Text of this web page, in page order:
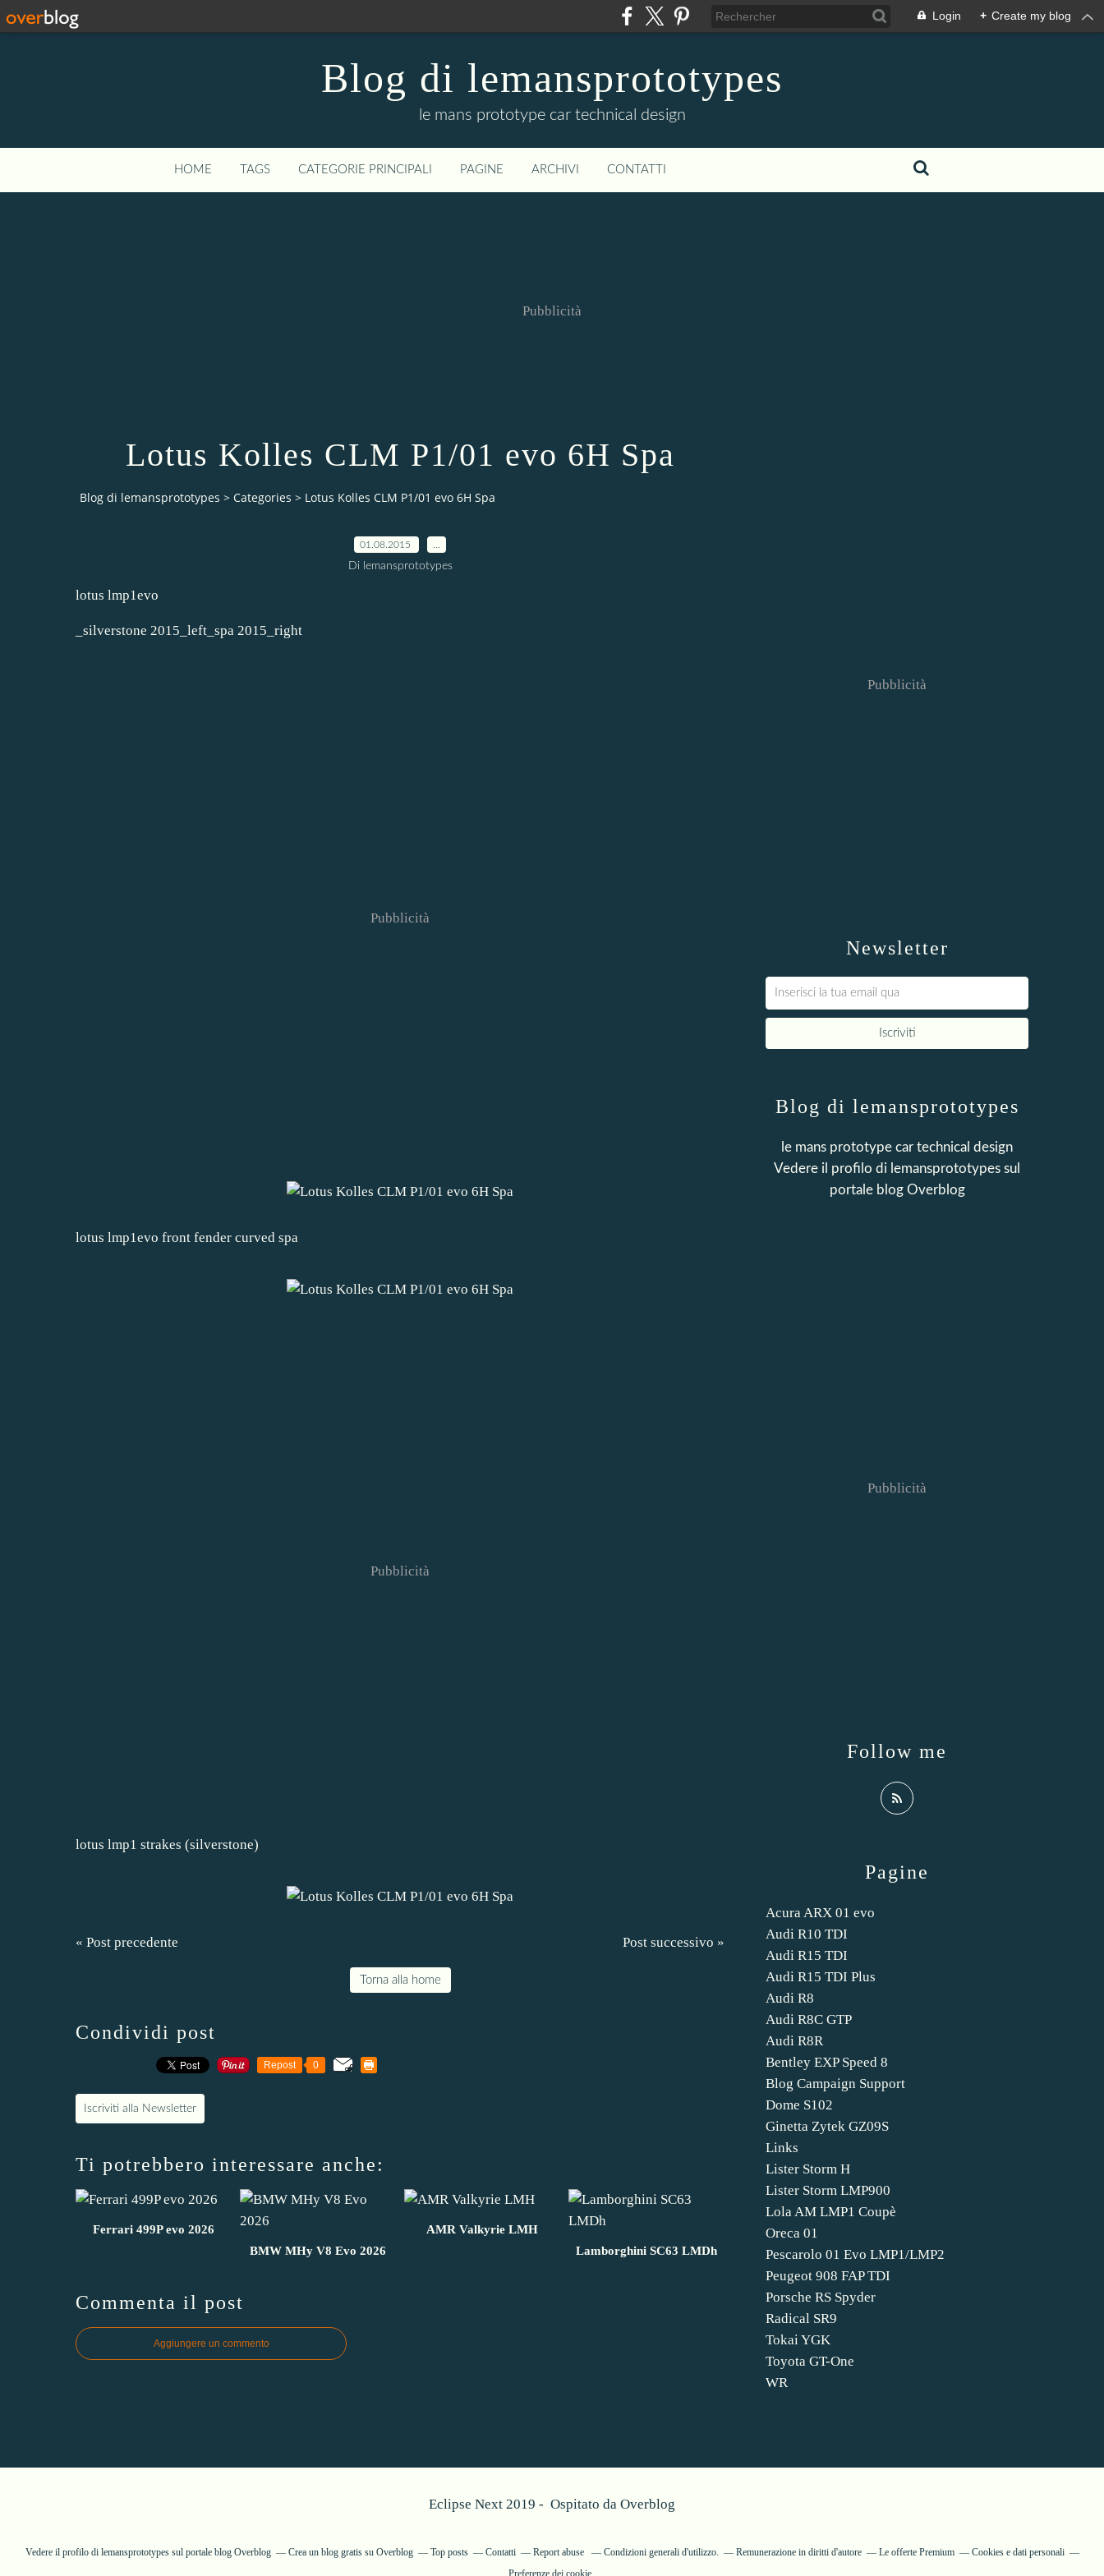
Login + Create my blog
Blog di lemansprototypes
le mans prototype car technical design
HOME TAGS CATEGORIE PRINCIPALI PAGINE ARCHIVI CONTATTI
Pubblicità
Lotus Kolles CLM P1/01 evo 6H Spa
Blog di lemansprototypes > Categories > Lotus Kolles CLM P1/01 evo 6H Spa
01.08.2015
Di lemansprototypes
lotus lmp1evo
_silverstone 2015_left_spa 2015_right
Pubblicità
lotus lmp1evo front fender curved spa
Pubblicità
lotus lmp1 strakes (silverstone)
« Post precedente Post successivo »
Torna alla home
Condividi post
Repost 0
Iscriviti alla Newsletter
Ti potrebbero interessare anche:
Ferrari 499P evo 2026
BMW MHy V8 Evo 2026
AMR Valkyrie LMH
Lamborghini SC63 LMDh
Commenta il post
Aggiungere un commento
Newsletter
Pubblicità
Pagine
Acura ARX 01 evo
Audi R10 TDI
Audi R15 TDI
Audi R15 TDI Plus
Audi R8
Audi R8C GTP
Audi R8R
Bentley EXP Speed 8
Blog Campaign Support
Dome S102
Ginetta Zytek GZ09S
Links
Lister Storm H
Lister Storm LMP900
Lola AM LMP1 Coupè
Oreca 01
Pescarolo 01 Evo LMP1/LMP2
Peugeot 908 FAP TDI
Porsche RS Spyder
Radical SR9
Tokai YGK
Toyota GT-One
WR
Blog di lemansprototypes
le mans prototype car technical design
Vedere il profilo di lemansprototypes sul
portale blog Overblog
Follow me
Pubblicità
Eclipse Next 2019 - Ospitato da Overblog
Vedere il profilo di lemansprototypessul portale blog Overblog Crea un blog gratis su Overblog Top posts Contatti Report abuse Condizioni generali d'utilizzo. Remunerazione in diritti d'autore Le offerte Premium
Cookies e dati personali
Preferenze dei cookie